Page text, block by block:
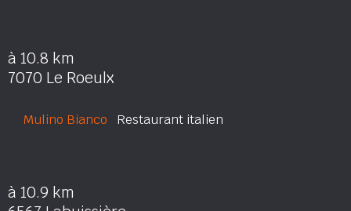
à 10.8 km
7070 Le Roeulx
Mulino Bianco Restaurant italien
à 10.9 km